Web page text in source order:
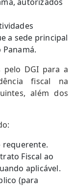
a sede principal
Panamá.
pelo DGI para a
fiscal na
além dos
requerente.
Fiscal ao
aplicável.
(para